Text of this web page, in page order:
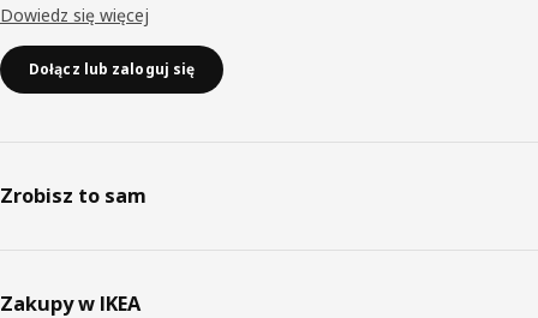
Dowiedz się więcej
Dołącz lub zaloguj się
Zrobisz to sam
Zakupy w IKEA